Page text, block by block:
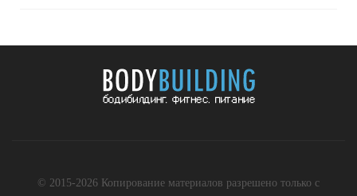
© 2015-2026 Копирование материалов разрешено только с